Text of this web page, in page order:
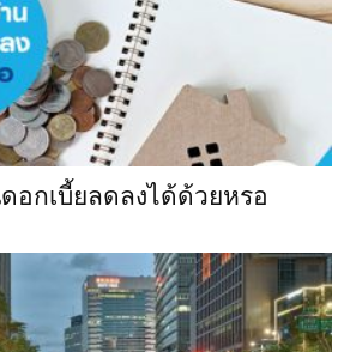
อกเบี้ยลดลงได้ด้วยหรอ